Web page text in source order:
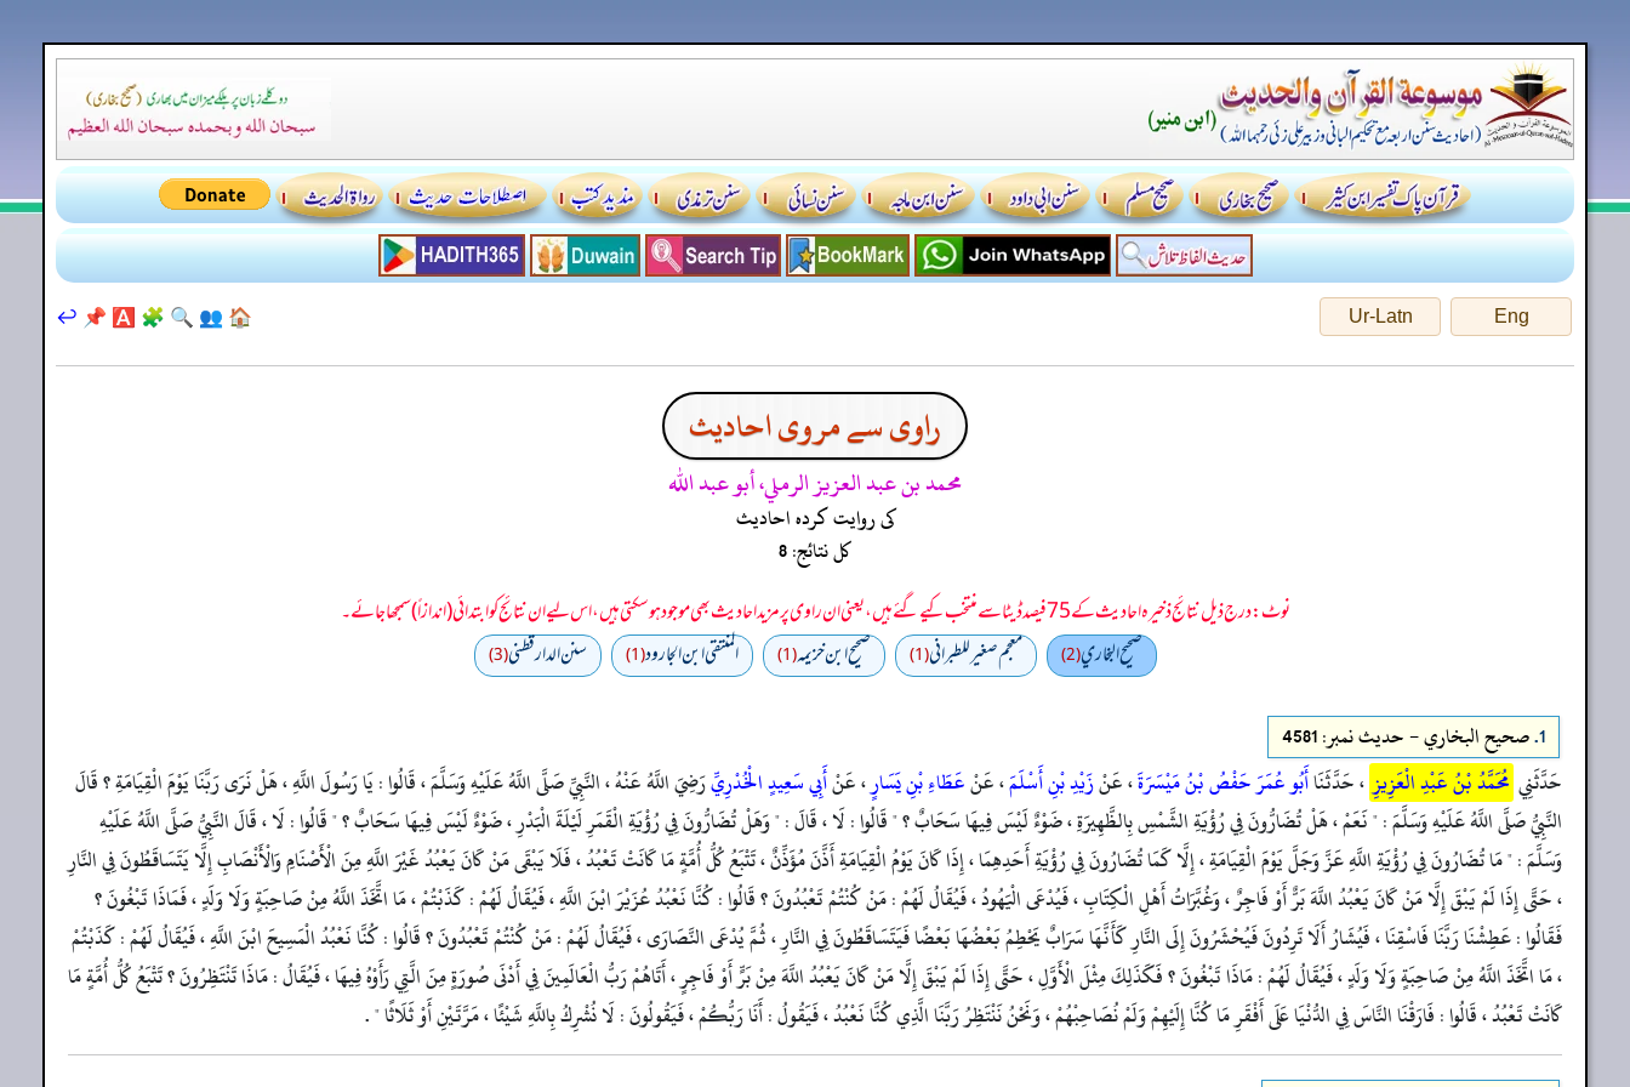
Eng
Ur-Latn
🏠
👥
🔍
🧩
🅰️
📌
↩️
راوی سے مروی احادیث
محمد بن عبد العزيز الرملي، أبو عبد الله
کی روایت کردہ احادیث
کل نتائج: 8
نوٹ: درج ذیل نتائج ذخیرہ احادیث کے 75 فیصد ڈیٹا سے منتخب کیے گئے ہیں، یعنی ان راوی پر مزید احادیث بھی موجود ہو سکتی ہیں، اس لیے ان نتائج کو ابتدائی (اندازاً) سمجھا جائے۔
صحيح البخاري(2) معجم صغير للطبراني(1) صحيح ابن خزيمه(1) المنتقى ابن الجارود(1) سنن الدارقطني(3)
1. صحيح البخاري - حدیث نمبر: 4581
حَدَّثَنِي مُحَمَّدُ بْنُ عَبْدِ الْعَزِيزِ ، حَدَّثَنَاأَبُو عُمَرَ حَفْصُ بْنُ مَيْسَرَةَ، عَنْزَيْدِ بْنِ أَسْلَمَ، عَنْعَطَاءِ بْنِ يَسَارٍ، عَنْأَبِي سَعِيدٍ الْخُدْرِيِّرَضِيَ اللَّهُ عَنْهُ ، النَّبِيِّ صَلَّى اللَّهُ عَلَيْهِ وَسَلَّمَ ، قَالُوا : يَا رَسُولَ اللَّهِ ، هَلْ نَرَى رَبَّنَا يَوْمَ الْقِيَامَةِ ؟ قَالَ
النَّبِيُّ صَلَّى اللَّهُ عَلَيْهِ وَسَلَّمَ : " نَعَمْ ، هَلْ تُضَارُّونَ فِي رُؤْيَةِ الشَّمْسِ بِالظَّهِيرَةِ ، ضَوْءٌ لَيْسَ فِيهَا سَحَابٌ ؟ " قَالُوا : لَا ، قَالَ : " وَهَلْ تُضَارُّونَ فِي رُؤْيَةِ الْقَمَرِ لَيْلَةَ الْبَدْرِ ، ضَوْءٌ لَيْسَ فِيهَا سَحَابٌ ؟ " قَالُوا : لَا ، قَالَ النَّبِيُّ صَلَّى اللَّهُ عَلَيْهِ
وَسَلَّمَ : " مَا تُضَارُونَ فِي رُؤْيَةِ اللَّهِ عَزَّ وَجَلَّ يَوْمَ الْقِيَامَةِ ، إِلَّا كَمَا تُضَارُونَ فِي رُؤْيَةِ أَحَدِهِمَا ، إِذَا كَانَ يَوْمُ الْقِيَامَةِ أَذَّنَ مُؤَذِّنٌ ، تَتْبَعُ كُلُّ أُمَّةٍ مَا كَانَتْ تَعْبُدُ ، فَلَا يَبْقَى مَنْ كَانَ يَعْبُدُ غَيْرَ اللَّهِ مِنَ الْأَصْنَامِ وَالْأَنْصَابِ إِلَّا يَتَسَاقَطُونَ فِي النَّارِ
، حَتَّى إِذَا لَمْ يَبْقَ إِلَّا مَنْ كَانَ يَعْبُدُ اللَّهَ بَرٌّ أَوْ فَاجِرٌ ، وَغُبَّرَاتُ أَهْلِ الْكِتَابِ ، فَيُدْعَى الْيَهُودُ ، فَيُقَالُ لَهُمْ : مَنْ كُنْتُمْ تَعْبُدُونَ ؟ قَالُوا : كُنَّا نَعْبُدُ عُزَيْرَ ابْنَ اللَّهِ ، فَيُقَالُ لَهُمْ : كَذَبْتُمْ ، مَا اتَّخَذَ اللَّهُ مِنْ صَاحِبَةٍ وَلَا وَلَدٍ ، فَمَاذَا تَبْغُونَ ؟
فَقَالُوا : عَطِشْنَا رَبَّنَا فَاسْقِنَا ، فَيُشَارُ أَلَا تَرِدُونَ فَيُحْشَرُونَ إِلَى النَّارِ كَأَنَّهَا سَرَابٌ يَحْطِمُ بَعْضُهَا بَعْضًا فَيَتَسَاقَطُونَ فِي النَّارِ ، ثُمَّ يُدْعَى النَّصَارَى ، فَيُقَالُ لَهُمْ : مَنْ كُنْتُمْ تَعْبُدُونَ ؟ قَالُوا : كُنَّا نَعْبُدُ الْمَسِيحَ ابْنَ اللَّهِ ، فَيُقَالُ لَهُمْ : كَذَبْتُمْ
، مَا اتَّخَذَ اللَّهُ مِنْ صَاحِبَةٍ وَلَا وَلَدٍ ، فَيُقَالُ لَهُمْ : مَاذَا تَبْغُونَ ؟ فَكَذَلِكَ مِثْلَ الْأَوَّلِ ، حَتَّى إِذَا لَمْ يَبْقَ إِلَّا مَنْ كَانَ يَعْبُدُ اللَّهَ مِنْ بَرٍّ أَوْ فَاجِرٍ ، أَتَاهُمْ رَبُّ الْعَالَمِينَ فِي أَدْنَى صُورَةٍ مِنَ الَّتِي رَأَوْهُ فِيهَا ، فَيُقَالُ : مَاذَا تَنْتَظِرُونَ ؟ تَتْبَعُ كُلُّ أُمَّةٍ مَا
كَانَتْ تَعْبُدُ ، قَالُوا : فَارَقْنَا النَّاسَ فِي الدُّنْيَا عَلَى أَفْقَرِ مَا كُنَّا إِلَيْهِمْ وَلَمْ نُصَاحِبْهُمْ ، وَنَحْنُ نَنْتَظِرُ رَبَّنَا الَّذِي كُنَّا نَعْبُدُ ، فَيَقُولُ : أَنَا رَبُّكُمْ ، فَيَقُولُونَ : لَا نُشْرِكُ بِاللَّهِ شَيْئًا ، مَرَّتَيْنِ أَوْ ثَلَاثًا " .